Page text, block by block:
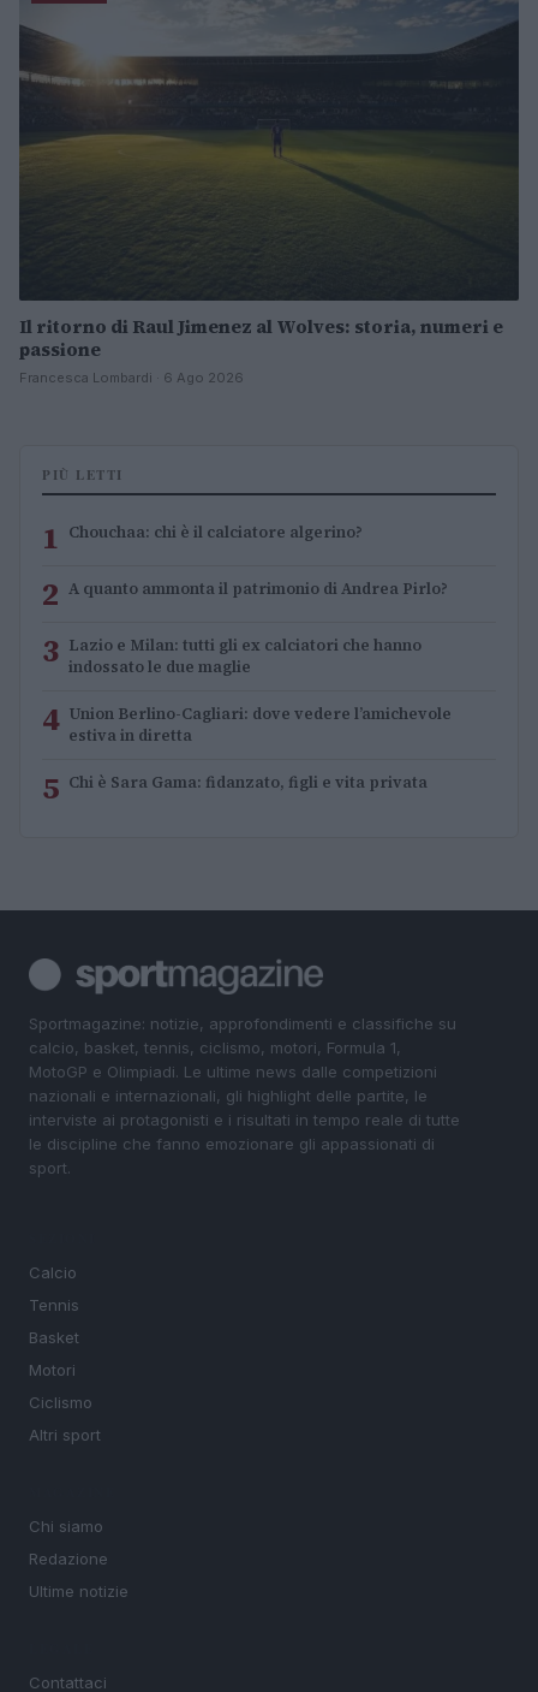
Il ritorno di Raul Jimenez al Wolves: storia, numeri e
passione
Francesca Lombardi · 6 Ago 2026
PIÙ LETTI
1 Chouchaa: chi è il calciatore algerino?
2 A quanto ammonta il patrimonio di Andrea Pirlo?
3 Lazio e Milan: tutti gli ex calciatori che hanno
indossato le due maglie
4 Union Berlino-Cagliari: dove vedere l’amichevole
estiva in diretta
5 Chi è Sara Gama: fidanzato, figli e vita privata
Sportmagazine: notizie, approfondimenti e classifiche su
calcio, basket, tennis, ciclismo, motori, Formula 1,
MotoGP e Olimpiadi. Le ultime news dalle competizioni
nazionali e internazionali, gli highlight delle partite, le
interviste ai protagonisti e i risultati in tempo reale di tutte
le discipline che fanno emozionare gli appassionati di
sport.
Calcio
Tennis
Basket
Motori
Ciclismo
Altri sport
Chi siamo
Redazione
Ultime notizie
Contattaci